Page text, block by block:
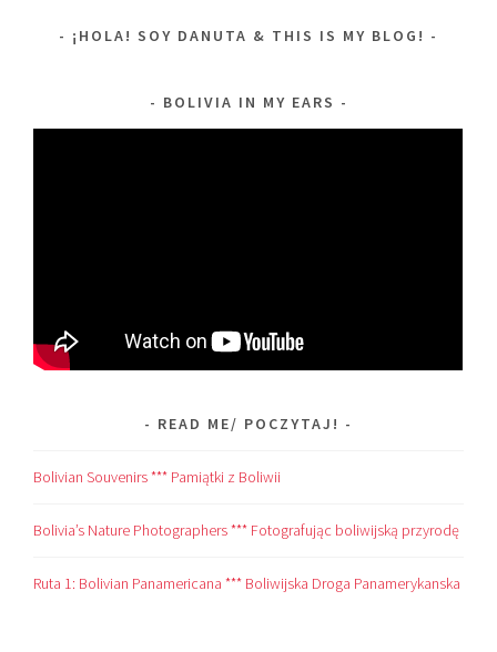
¡HOLA! SOY DANUTA & THIS IS MY BLOG!
BOLIVIA IN MY EARS
READ ME/ POCZYTAJ!
Bolivian Souvenirs *** Pamiątki z Boliwii
Bolivia’s Nature Photographers *** Fotografując boliwijską przyrodę
Ruta 1: Bolivian Panamericana *** Boliwijska Droga Panamerykanska